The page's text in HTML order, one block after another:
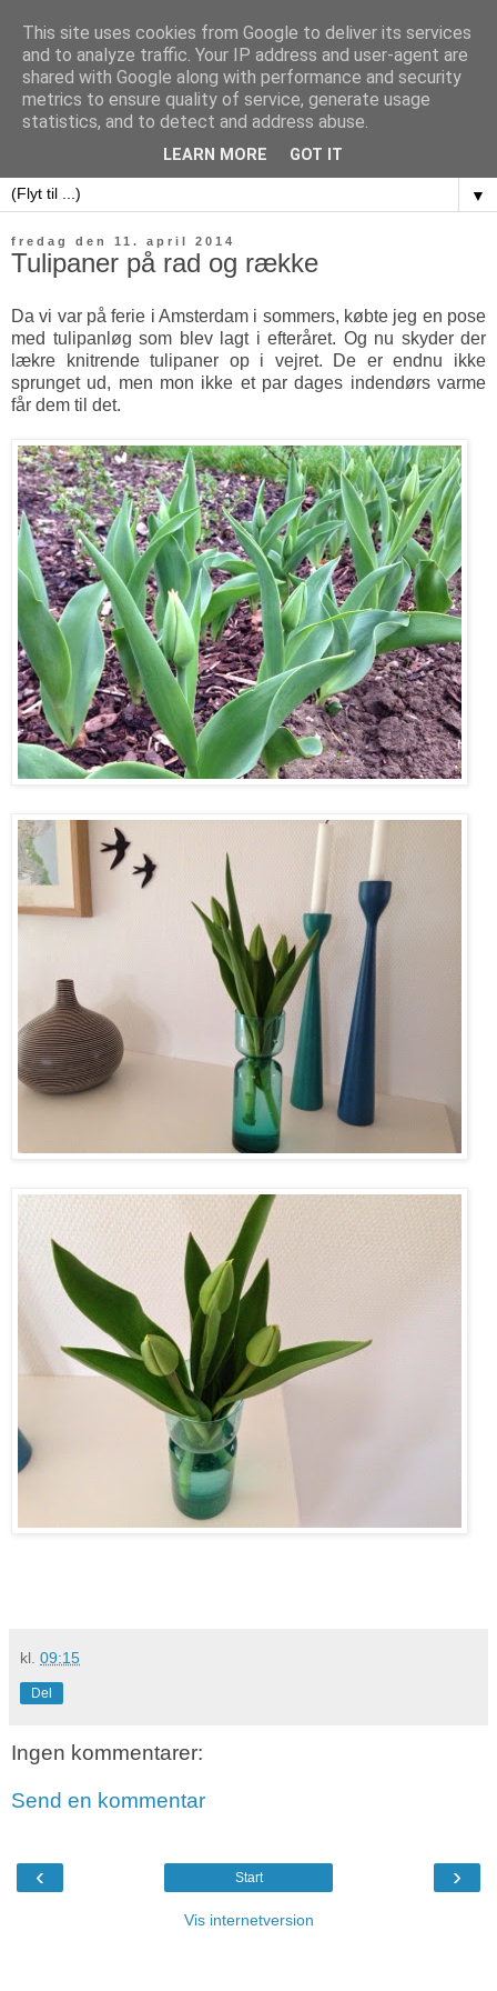
sweet potatoes
▼
fredag den 11. april 2014
Tulipaner på rad og række
Da vi var på ferie i Amsterdam i sommers, købte jeg en pose
med tulipanløg som blev lagt i efteråret. Og nu skyder der
lækre knitrende tulipaner op i vejret. De er endnu ikke
sprunget ud, men mon ikke et par dages indendørs varme
får dem til det.
kl. 09:15
Del
Ingen kommentarer:
Send en kommentar
‹ ›
Start
Vis internetversion
This site uses cookies from Google to deliver its services
and to analyze traffic. Your IP address and user-agent are
shared with Google along with performance and security
metrics to ensure quality of service, generate usage
statistics, and to detect and address abuse.
LEARN MORE GOT IT